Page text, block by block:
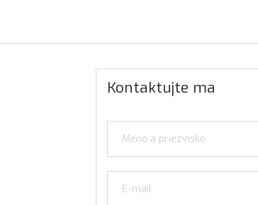
Kontaktujte ma